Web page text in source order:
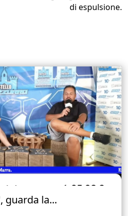
di espulsione.
guarda la...